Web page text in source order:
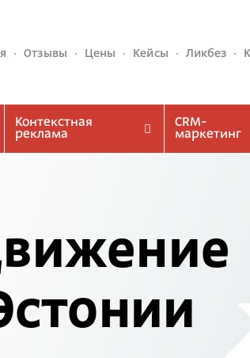
Отзывы Цены Кейсы Ликбез
Контекстная
реклама
CRM-
маркетинг